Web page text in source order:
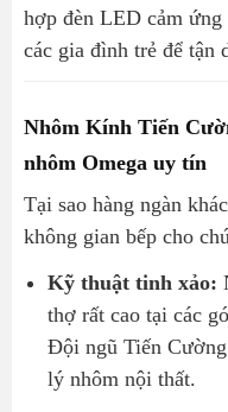
hợp đèn LED cảm ứng
các gia đình trẻ để tận
Nhôm Kính Tiến Cường – Đơn vị thi công tủ bếp
nhôm Omega uy tín
Tại sao hàng ngàn
không gian bếp cho
Kỹ thuật tinh xảo:
thợ rất cao tại các
Đội ngũ Tiến
lý nhôm nội thất.